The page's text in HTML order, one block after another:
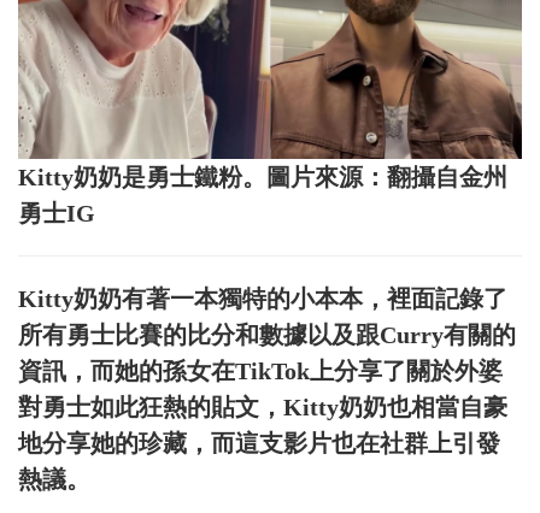
Kitty奶奶是勇士鐵粉。圖片來源：翻攝自金州
勇士IG
Kitty奶奶有著一本獨特的小本本，裡面記錄了
所有勇士比賽的比分和數據以及跟Curry有關的
資訊，而她的孫女在TikTok上分享了關於外婆
對勇士如此狂熱的貼文，Kitty奶奶也相當自豪
地分享她的珍藏，而這支影片也在社群上引發
熱議。